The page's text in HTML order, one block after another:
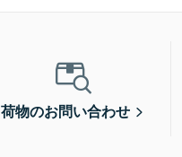
荷物のお問い合わせ